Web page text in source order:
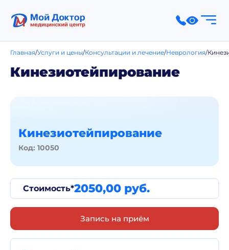
Главная Услуги и цены Консультации и лечение Неврология
Кинезиотейпирование
Кинезиотейпирование
Код: 10050
Стоимость*2050,00 руб.
Запись на приём